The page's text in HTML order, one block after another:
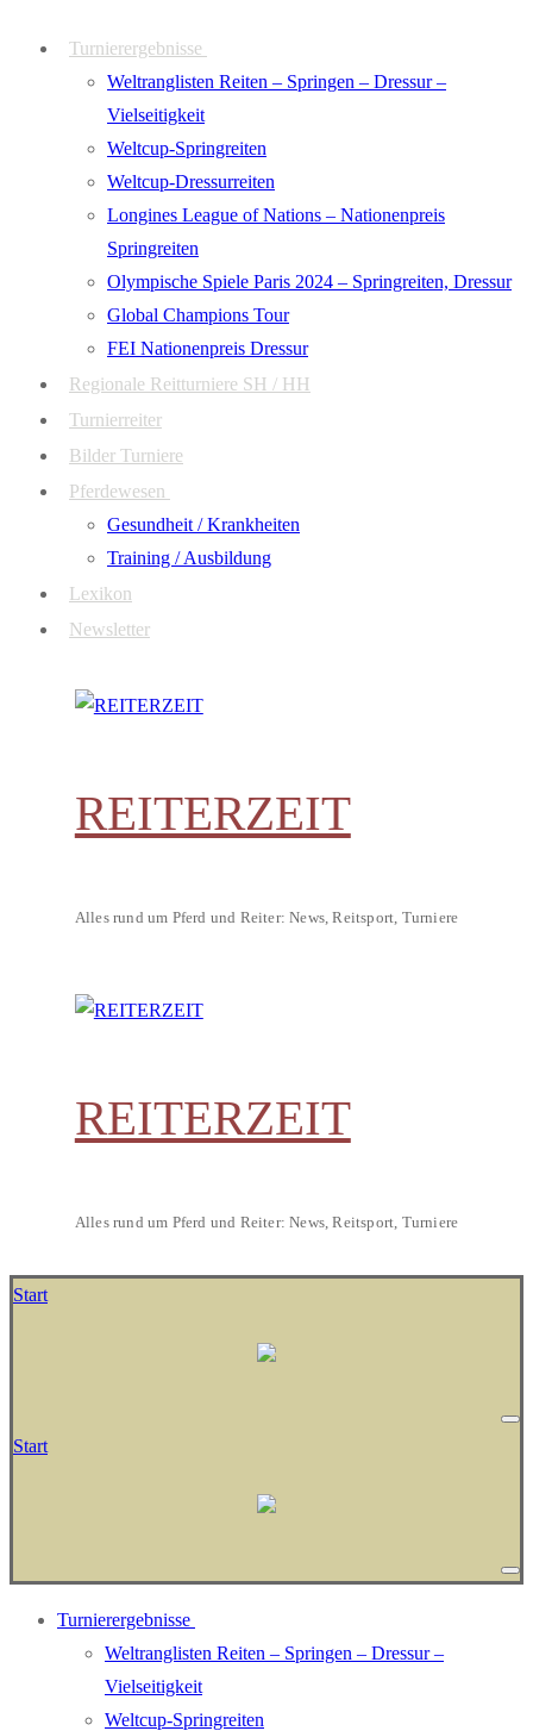
Turnierergebnisse
Weltranglisten Reiten – Springen – Dressur –
Vielseitigkeit
Weltcup-Springreiten
Weltcup-Dressurreiten
Longines League of Nations – Nationenpreis
Springreiten
Olympische Spiele Paris 2024 – Springreiten, Dressur
Global Champions Tour
FEI Nationenpreis Dressur
Regionale Reitturniere SH / HH
Turnierreiter
Bilder Turniere
Pferdewesen
Gesundheit / Krankheiten
Training / Ausbildung
Lexikon
Newsletter
REITERZEIT
Alles rund um Pferd und Reiter: News, Reitsport, Turniere
REITERZEIT
Alles rund um Pferd und Reiter: News, Reitsport, Turniere
Start
Start
Turnierergebnisse
Weltranglisten Reiten – Springen – Dressur –
Vielseitigkeit
Weltcup-Springreiten